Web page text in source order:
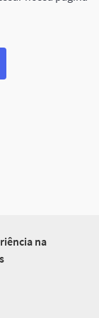
na